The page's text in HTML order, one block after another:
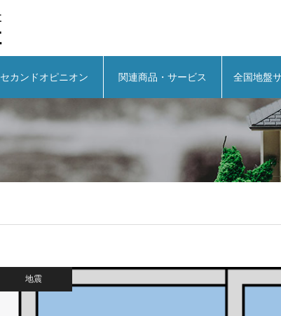
セカンドオピニオン 関連商品・サービス 全国地盤
地震